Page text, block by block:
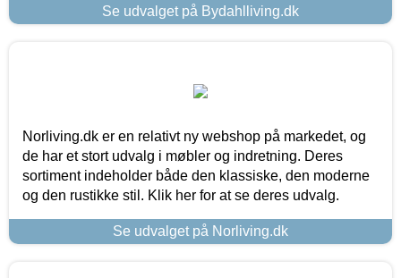
Se udvalget på Bydahlliving.dk
Norliving.dk er en relativt ny webshop på markedet, og
de har et stort udvalg i møbler og indretning. Deres
sortiment indeholder både den klassiske, den moderne
og den rustikke stil. Klik her for at se deres udvalg.
Se udvalget på Norliving.dk